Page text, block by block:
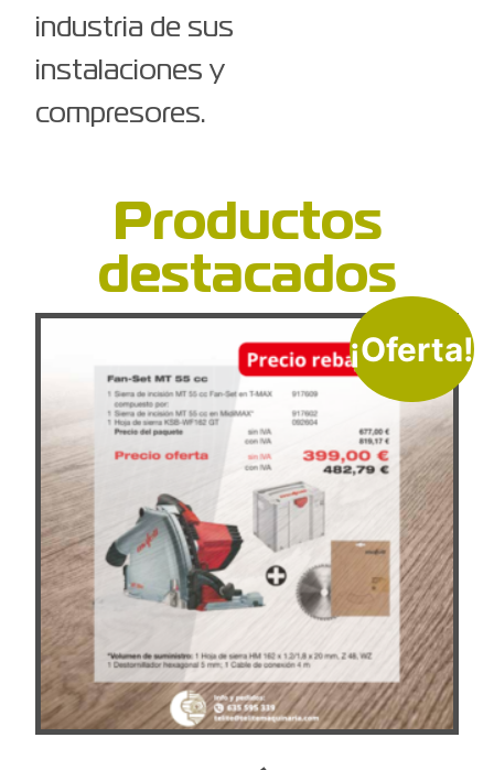
industria de sus
instalaciones y
compresores.
Productos
destacados
¡Oferta!